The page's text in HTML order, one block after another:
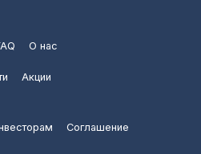
О нас
Акции
Соглашение